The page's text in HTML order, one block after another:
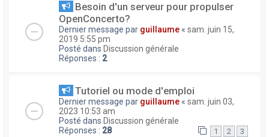
Besoin d'un serveur pour propulser
OpenConcerto?
Dernier message par guillaume « sam. juin 15,
2019 5:55 pm
Posté dans Discussion générale
Réponses : 2
Tutoriel ou mode d'emploi
Dernier message par guillaume « sam. juin 03,
2023 10:53 am
Posté dans Discussion générale
Réponses : 28 1 2 3